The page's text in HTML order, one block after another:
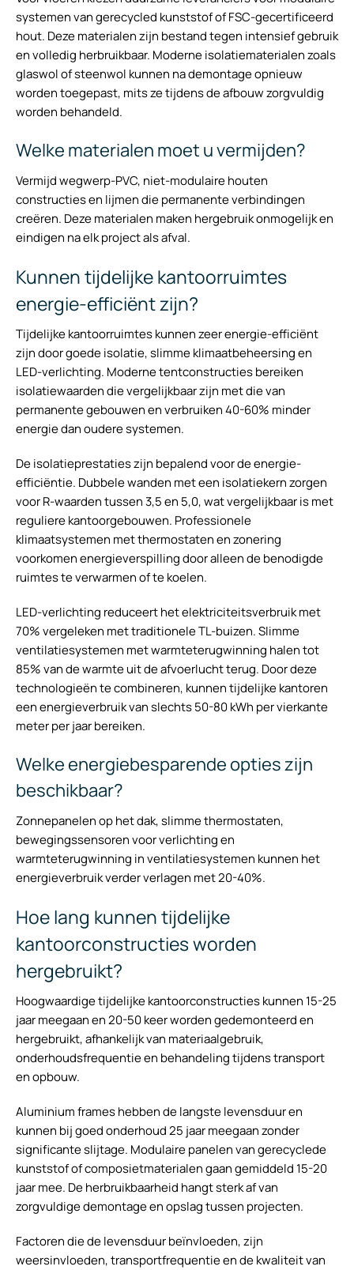
systemen van gerecycled kunststof of FSC-gecertificeerd
hout. Deze materialen zijn bestand tegen intensief gebruik
en volledig herbruikbaar. Moderne isolatiematerialen zoals
glaswol of steenwol kunnen na demontage opnieuw
worden toegepast, mits ze tijdens de afbouw zorgvuldig
worden behandeld.
Welke materialen moet u vermijden?
Vermijd wegwerp-PVC, niet-modulaire houten
constructies en lijmen die permanente verbindingen
creëren. Deze materialen maken hergebruik onmogelijk en
eindigen na elk project als afval.
Kunnen tijdelijke kantoorruimtes
energie-efficiënt zijn?
Tijdelijke kantoorruimtes kunnen zeer energie-efficiënt
zijn door goede isolatie, slimme klimaatbeheersing en
LED-verlichting. Moderne tentconstructies bereiken
isolatiewaarden die vergelijkbaar zijn met die van
permanente gebouwen en verbruiken 40-60% minder
energie dan oudere systemen.
De isolatieprestaties zijn bepalend voor de energie-
efficiëntie. Dubbele wanden met een isolatiekern zorgen
voor R-waarden tussen 3,5 en 5,0, wat vergelijkbaar is met
reguliere kantoorgebouwen. Professionele
klimaatsystemen met thermostaten en zonering
voorkomen energieverspilling door alleen de benodigde
ruimtes te verwarmen of te koelen.
LED-verlichting reduceert het elektriciteitsverbruik met
70% vergeleken met traditionele TL-buizen. Slimme
ventilatiesystemen met warmteterugwinning halen tot
85% van de warmte uit de afvoerlucht terug. Door deze
technologieën te combineren, kunnen tijdelijke kantoren
een energieverbruik van slechts 50-80 kWh per vierkante
meter per jaar bereiken.
Welke energiebesparende opties zijn
beschikbaar?
Zonnepanelen op het dak, slimme thermostaten,
bewegingssensoren voor verlichting en
warmteterugwinning in ventilatiesystemen kunnen het
energieverbruik verder verlagen met 20-40%.
Hoe lang kunnen tijdelijke
kantoorconstructies worden
hergebruikt?
Hoogwaardige tijdelijke kantoorconstructies kunnen 15-25
jaar meegaan en 20-50 keer worden gedemonteerd en
hergebruikt, afhankelijk van materiaalgebruik,
onderhoudsfrequentie en behandeling tijdens transport
en opbouw.
Aluminium frames hebben de langste levensduur en
kunnen bij goed onderhoud 25 jaar meegaan zonder
significante slijtage. Modulaire panelen van gerecyclede
kunststof of composietmaterialen gaan gemiddeld 15-20
jaar mee. De herbruikbaarheid hangt sterk af van
zorgvuldige demontage en opslag tussen projecten.
Factoren die de levensduur beïnvloeden, zijn
weersinvloeden, transportfrequentie en de kwaliteit van